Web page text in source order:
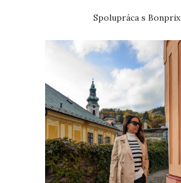
Spolupráca s Bonprix